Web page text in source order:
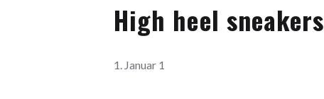
High heel sneakers
1. Januar 1